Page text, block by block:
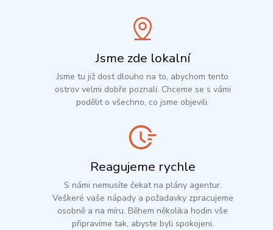
Jsme zde lokalní
Jsme tu již dost dlouho na to, abychom tento
ostrov velmi dobře poznali. Chceme se s vámi
podělit o všechno, co jsme objevili.
Reagujeme rychle
S námi nemusíte čekat na plány agentur.
Veškeré vaše nápady a požadavky zpracujeme
osobně a na míru. Během několika hodin vše
připravíme tak, abyste byli spokojeni.